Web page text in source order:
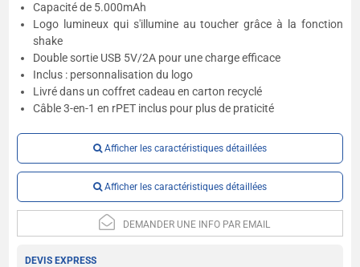
Capacité de 5.000mAh
Logo lumineux qui s'illumine au toucher grâce à la fonction
shake
Double sortie USB 5V/2A pour une charge efficace
Inclus : personnalisation du logo
Livré dans un coffret cadeau en carton recyclé
Câble 3-en-1 en rPET inclus pour plus de praticité
Afficher les caractéristiques détaillées
Afficher les caractéristiques détaillées
DEMANDER UNE INFO PAR EMAIL
DEVIS EXPRESS